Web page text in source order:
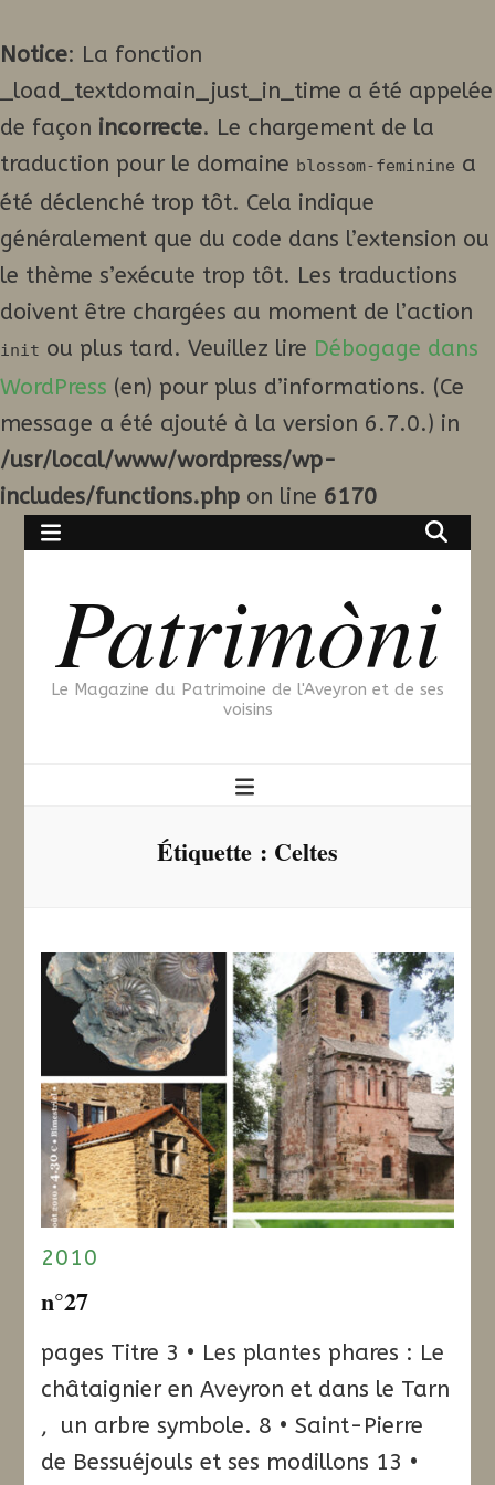
Notice: La fonction
_load_textdomain_just_in_time a été appelée
de façon incorrecte. Le chargement de la
traduction pour le domaine blossom-feminine a
été déclenché trop tôt. Cela indique
généralement que du code dans l’extension ou
le thème s’exécute trop tôt. Les traductions
doivent être chargées au moment de l’action
init ou plus tard. Veuillez lire Débogage dans
WordPress (en) pour plus d’informations. (Ce
message a été ajouté à la version 6.7.0.) in
/usr/local/www/wordpress/wp-
includes/functions.php on line 6170
Patrimòni
Le Magazine du Patrimoine de l'Aveyron et de ses
voisins
Étiquette : Celtes
2010
n°27
pages Titre 3 • Les plantes phares : Le
châtaignier en Aveyron et dans le Tarn
, un arbre symbole. 8 • Saint-Pierre
de Bessuéjouls et ses modillons 13 •